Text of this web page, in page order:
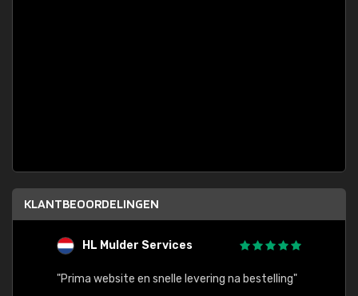
KLANTBEOORDELINGEN
HL Mulder Services
"Prima website en snelle levering na bestelling"